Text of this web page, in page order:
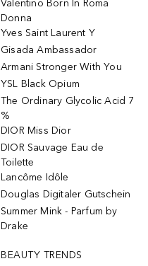
Valentino Born In Roma
Donna
Yves Saint Laurent Y
Gisada Ambassador
Armani Stronger With You
YSL Black Opium
The Ordinary Glycolic Acid 7
%
DIOR Miss Dior
DIOR Sauvage Eau de
Toilette
Lancôme Idôle
Douglas Digitaler Gutschein
Summer Mink - Parfum by
Drake
BEAUTY TRENDS